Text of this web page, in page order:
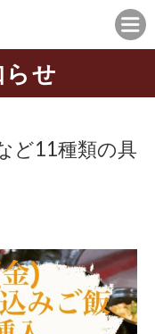
せ
ど11種類の具